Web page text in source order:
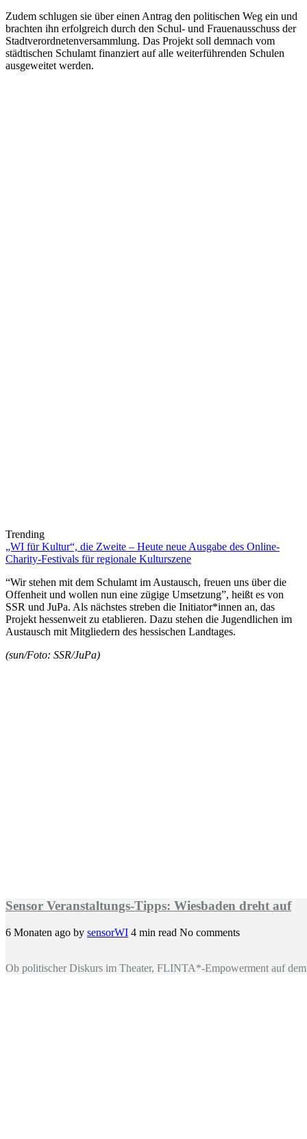
Zudem schlugen sie über einen Antrag den politischen Weg ein und
brachten ihn erfolgreich durch den Schul- und Frauenausschuss der
Stadtverordnetenversammlung. Das Projekt soll demnach vom
städtischen Schulamt finanziert auf alle weiterführenden Schulen
ausgeweitet werden.
Trending
„WI für Kultur“, die Zweite – Heute neue Ausgabe des Online-
Charity-Festivals für regionale Kulturszene
“Wir stehen mit dem Schulamt im Austausch, freuen uns über die
Offenheit und wollen nun eine zügige Umsetzung”, heißt es von
SSR und JuPa. Als nächstes streben die Initiator*innen an, das
Projekt hessenweit zu etablieren. Dazu stehen die Jugendlichen im
Austausch mit Mitgliedern des hessischen Landtages.
(sun/Foto: SSR/JuPa)
Sensor Veranstaltungs-Tipps: Wiesbaden dreht auf
6 Monaten ago by sensorWI 4 min read No comments
Ob politischer Diskurs im Theater, FLINTA*-Empowerment auf